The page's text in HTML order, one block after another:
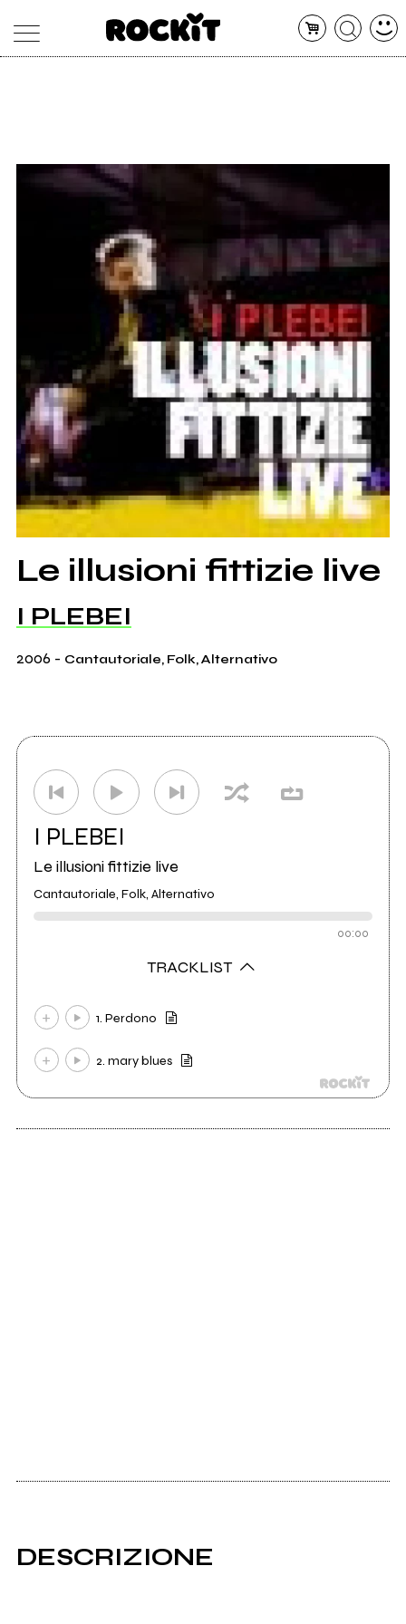
ARTISTI
CONCERTI
SHOP
Le illusioni fittizie live
I PLEBEI
2006 - Cantautoriale, Folk, Alternativo
I PLEBEI
Le illusioni fittizie live
Cantautoriale, Folk, Alternativo
00:00
TRACKLIST
1. Perdono
2. mary blues
DESCRIZIONE